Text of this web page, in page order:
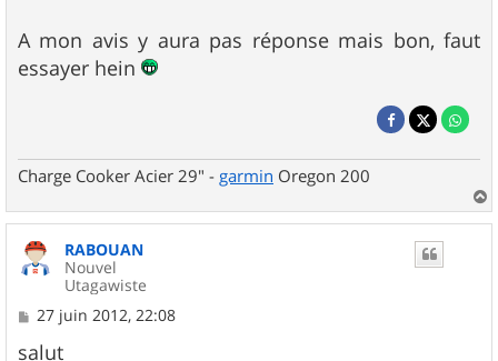
A mon avis y aura pas réponse mais bon, faut
essayer hein
Charge Cooker Acier 29" - garmin Oregon 200
a
u
RABOUAN
Nouvel
Utagawiste
M
s
27 juin 2012, 22:08
salut